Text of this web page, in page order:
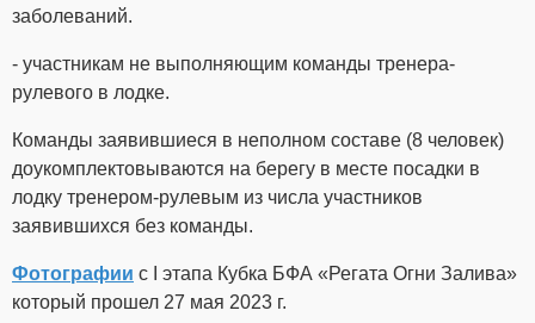
заболеваний.
- участникам не выполняющим команды тренера-
рулевого в лодке.
Команды заявившиеся в неполном составе (8 человек)
доукомплектовываются на берегу в месте посадки в
лодку тренером-рулевым из числа участников
заявившихся без команды.
Фотографии с I этапа Кубка БФА «Регата Огни Залива»
который прошел 27 мая 2023 г.